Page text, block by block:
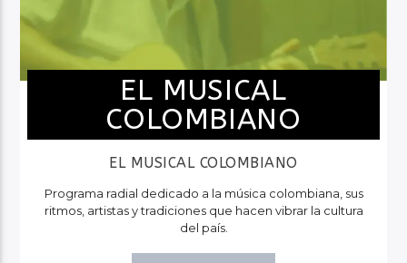
EL MUSICAL
COLOMBIANO
EL MUSICAL COLOMBIANO
Programa radial dedicado a la música colombiana, sus
ritmos, artistas y tradiciones que hacen vibrar la cultura
del país.